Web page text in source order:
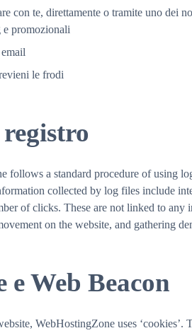
con te, direttamente o tramite uno dei
e promozionali
le frodi
follows a standard procedure of using
collected by log files include
of clicks. These are not linked to
on the website, and gathering
e Web Beacon
WebHostingZone uses ‘cookies’.